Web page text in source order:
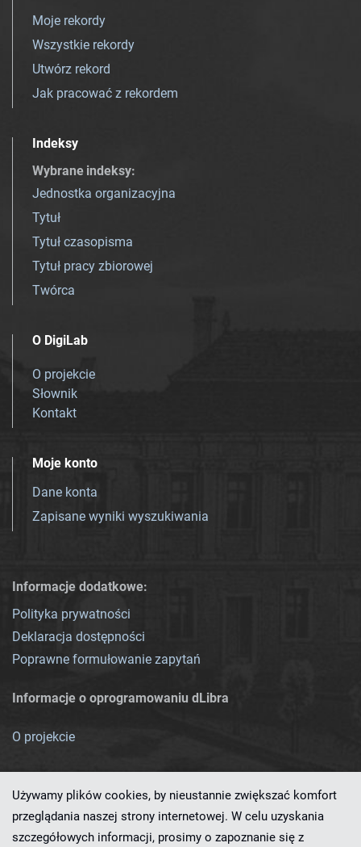
Moje rekordy
Wszystkie rekordy
Utwórz rekord
Jak pracować z rekordem
Indeksy
Wybrane indeksy:
Jednostka organizacyjna
Tytuł
Tytuł czasopisma
Tytuł pracy zbiorowej
Twórca
O DigiLab
O projekcie
Słownik
Kontakt
Moje konto
Dane konta
Zapisane wyniki wyszukiwania
Informacje dodatkowe:
Polityka prywatności
Deklaracja dostępności
Poprawne formułowanie zapytań
Informacje o oprogramowaniu dLibra
O projekcie
Używamy plików cookies, by nieustannie zwiększać komfort
przeglądania naszej strony internetowej. W celu uzyskania
szczegółowych informacji, prosimy o zapoznanie się z